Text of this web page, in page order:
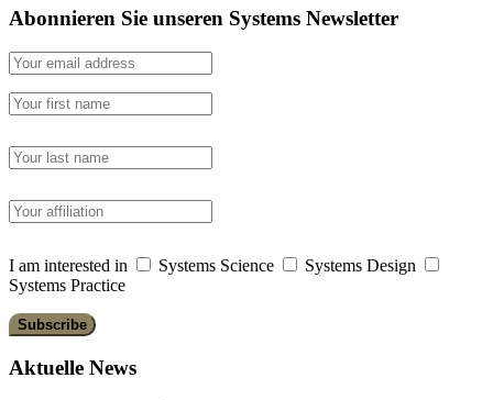
Abonnieren Sie unseren Systems Newsletter
I am interested in Systems Science
Systems Design
Systems Practice
Aktuelle News